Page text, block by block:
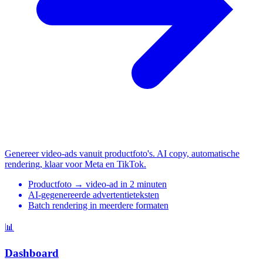
Genereer video-ads vanuit productfoto's. AI copy, automatische
rendering, klaar voor Meta en TikTok.
Productfoto → video-ad in 2 minuten
AI-gegenereerde advertentieteksten
Batch rendering in meerdere formaten
📊
Dashboard